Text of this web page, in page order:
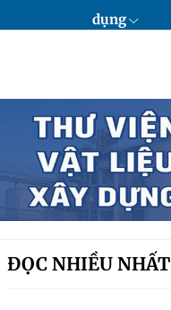
dụng
ĐỌC NHIỀU NHẤT